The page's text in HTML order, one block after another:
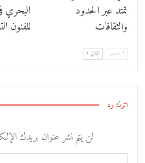
تمتد عبر الحدود
والثقافات
للفنون
السابق التالي
اترك رد
لن يتم نشر عنوان بريدك